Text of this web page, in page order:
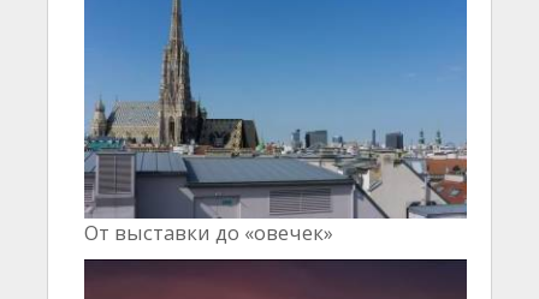
От выставки до «овечек»